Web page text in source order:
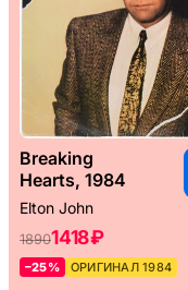
Breaking
Hearts, 1984
Elton John
18901418 ₽
–25% ОРИГИНАЛ 1984